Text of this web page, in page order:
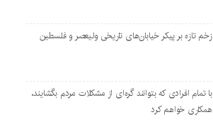
زخم تازه بر پیکر خیابان‌های تاریخی ولیعصر و فلسطین
با تمام افرادی که بتوانند گره‌ای از مشکلات مردم بگشایند،
همکاری خواهم کرد